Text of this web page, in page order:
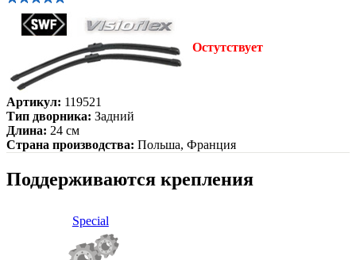
Остутствует
Артикул: 119521
Тип дворника: Задний
Длина: 24 см
Страна производства: Польша, Франция
Поддерживаются крепления
Special